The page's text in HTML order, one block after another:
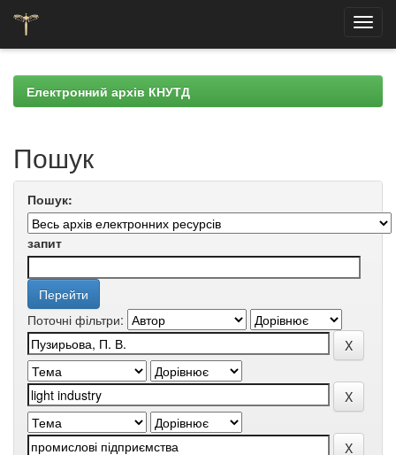
navigationЕлектронний архів КНУТД
Пошук
Пошук:
запит
Поточні фільтри: